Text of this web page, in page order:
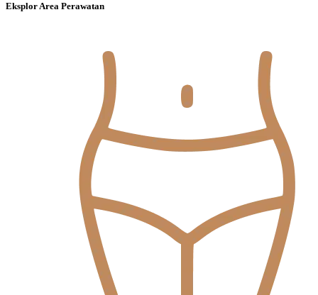
Eksplor Area Perawatan